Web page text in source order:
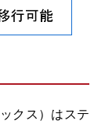
クス）はステ